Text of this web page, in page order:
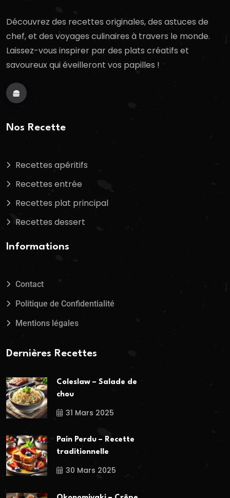
Découvrez des recettes originales, des astuces de
chef, et des voyages culinaires à travers le monde.
Laissez-vous inspirer par des plats créatifs et
savoureux qui éveilleront vos papilles !
Nos Recette
Recettes apéritifs
Recettes entrée
Recettes plat principal
Recettes dessert
Informations
Contact
Politique de Confidentialité
Mentions légales
Dernières Recettes
Coleslaw – Salade de
chou
31 Mars 2025
Pain Perdu – Recette
traditionnelle
30 Mars 2025